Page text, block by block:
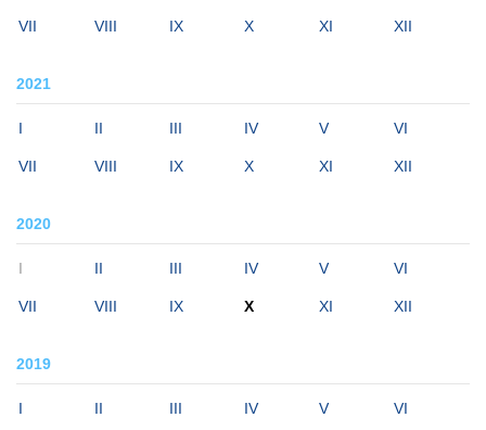
VII VIII IX X XI XII
2021
I II III IV V VI
VII VIII IX X XI XII
2020
I II III IV V VI
VII VIII IX X XI XII
2019
I II III IV V VI